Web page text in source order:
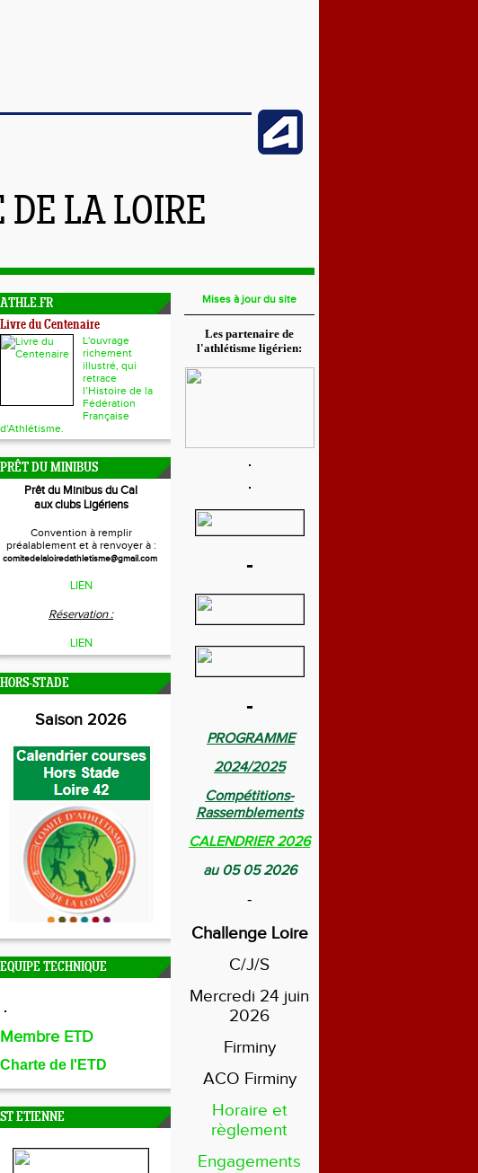
LA LOIRE
ATHLE.FR
Livre du Centenaire
L'ouvrage
richement
illustré, qui
retrace
l’Histoire de la
Fédération
Française
d'Athlétisme.
PRÊT DU MINIBUS
Prêt du Minibus du Cal
aux clubs Ligériens
Convention à remplir
préalablement et à renvoyer à :
comitedelaloiredathletisme@gmail.com
LIEN
Réservation :
LIEN
HORS-STADE
Saison 2026
EQUIPE TECHNIQUE
Membre ETD
Charte de l'ETD
ST ETIENNE
Mises à jour du site
Les partenaire de
l'athlétisme ligérien:
-
-
PROGRAMME
2024/2025
Compétitions-
Rassemblements
CALENDRIER 2026
au 05 05 2026
-
Challenge Loire
C/J/S
Mercredi 24 juin
2026
Firminy
ACO Firminy
Horaire et
règlement
Engagements